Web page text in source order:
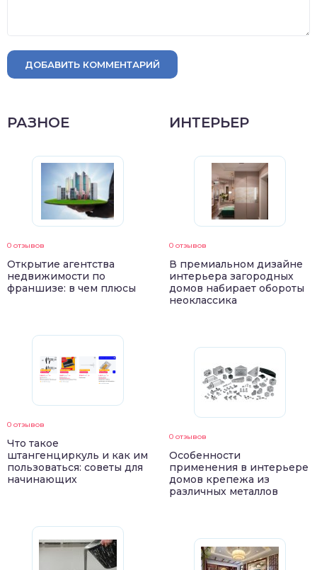
ДОБАВИТЬ КОММЕНТАРИЙ
РАЗНОЕ
0 отзывов
Открытие агентства
недвижимости по
франшизе: в чем плюсы
0 отзывов
Что такое
штангенциркуль и как им
пользоваться: советы для
начинающих
ИНТЕРЬЕР
0 отзывов
В премиальном дизайне
интерьера загородных
домов набирает обороты
неоклассика
0 отзывов
Особенности
применения в интерьере
домов крепежа из
различных металлов